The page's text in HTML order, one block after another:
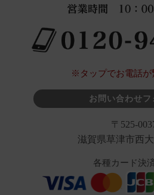
※タップでお電話が
お問い合わせフ
〒525-
滋賀県草津市西
各種カード決